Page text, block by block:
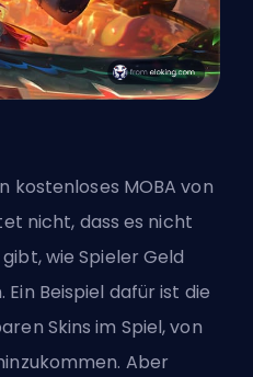
kostenloses MOBA von
nicht, dass es nicht
wie Spieler Geld
Beispiel dafür ist die
Skins im Spiel, von
Aber